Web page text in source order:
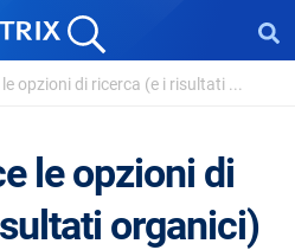
opzioni di ricerca (e i risultati ...
le opzioni di
organici)